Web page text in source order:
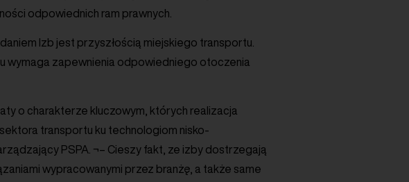
odpowiednich ram prawnych.
Izb jest przyszłością miejskiego transportu.
wymaga zapewnienia odpowiedniego otoczenia
o charakterze kluczowym, których realizacja
transportu ku technologiom nisko-
PSPA. ¬– Cieszy fakt, ze izby dostrzegają
wypracowanymi przez branżę, a także same